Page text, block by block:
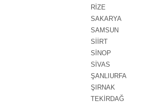
RİZE
SAKARYA
SAMSUN
SİİRT
SİNOP
SİVAS
ŞANLIURFA
ŞIRNAK
TEKİRDAĞ